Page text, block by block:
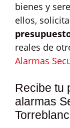
bienes y
ellos,
reales de
Alarmas
Recibe tu
alarmas